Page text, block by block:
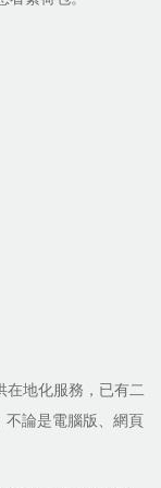
在地化服務，已有二
不論是電腦版、網頁